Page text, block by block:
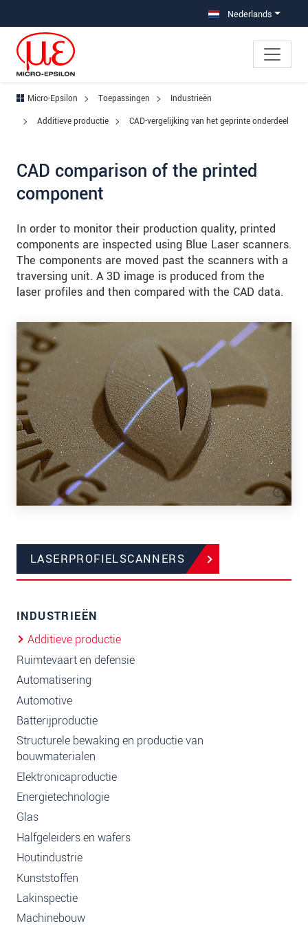
Nederlands
Micro-Epsilon Toepassingen
Industrieën
Additieve productie
CAD-vergelijking van het geprinte onderdeel
CAD comparison of the printed
component
In order to monitor their production quality, printed
components are inspected using Blue Laser scanners.
The components are moved past the scanners with a
traversing unit. A 3D image is produced from the
laser profiles and then compared with the CAD data.
LASERPROFIELSCANNERS
INDUSTRIEËN
Additieve productie
Ruimtevaart en defensie
Automatisering
Automotive
Batterijproductie
Structurele bewaking en productie van
bouwmaterialen
Elektronicaproductie
Energietechnologie
Glas
Halfgeleiders en wafers
Houtindustrie
Kunststoffen
Lakinspectie
Machinebouw